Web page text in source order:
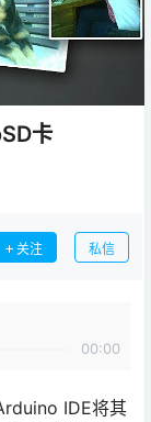
卡
关注 私信
00:00
IDE将其